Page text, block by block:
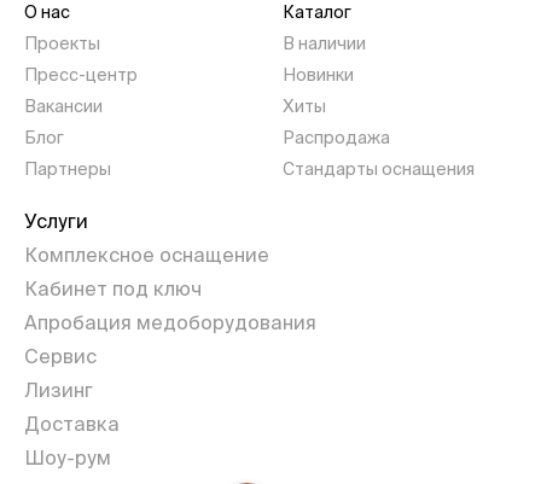
О нас
Проекты
Пресс-центр
Вакансии
Блог
Партнеры
Каталог
В наличии
Новинки
Хиты
Распродажа
Стандарты оснащения
Услуги
Комплексное оснащение
Кабинет под ключ
Апробация медоборудования
Сервис
Лизинг
Доставка
Шоу-рум